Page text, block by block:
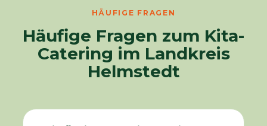
HÄUFIGE FRAGEN
Häufige Fragen zum Kita-
Catering im Landkreis
Helmstedt